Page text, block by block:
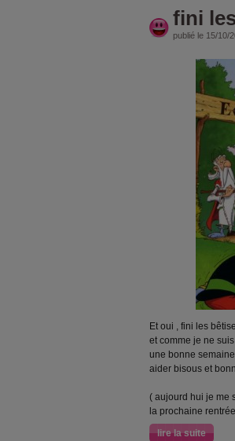
fini
publié le 15/10/
Et oui , fini les
et comme je ne
une bonne
aider bisous et
( aujourd hui je me
la prochaine
lire la suite